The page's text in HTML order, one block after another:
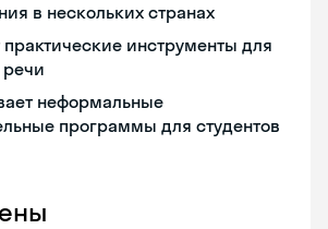
в нескольких странах
практические инструменты для
неформальные
программы для студентов